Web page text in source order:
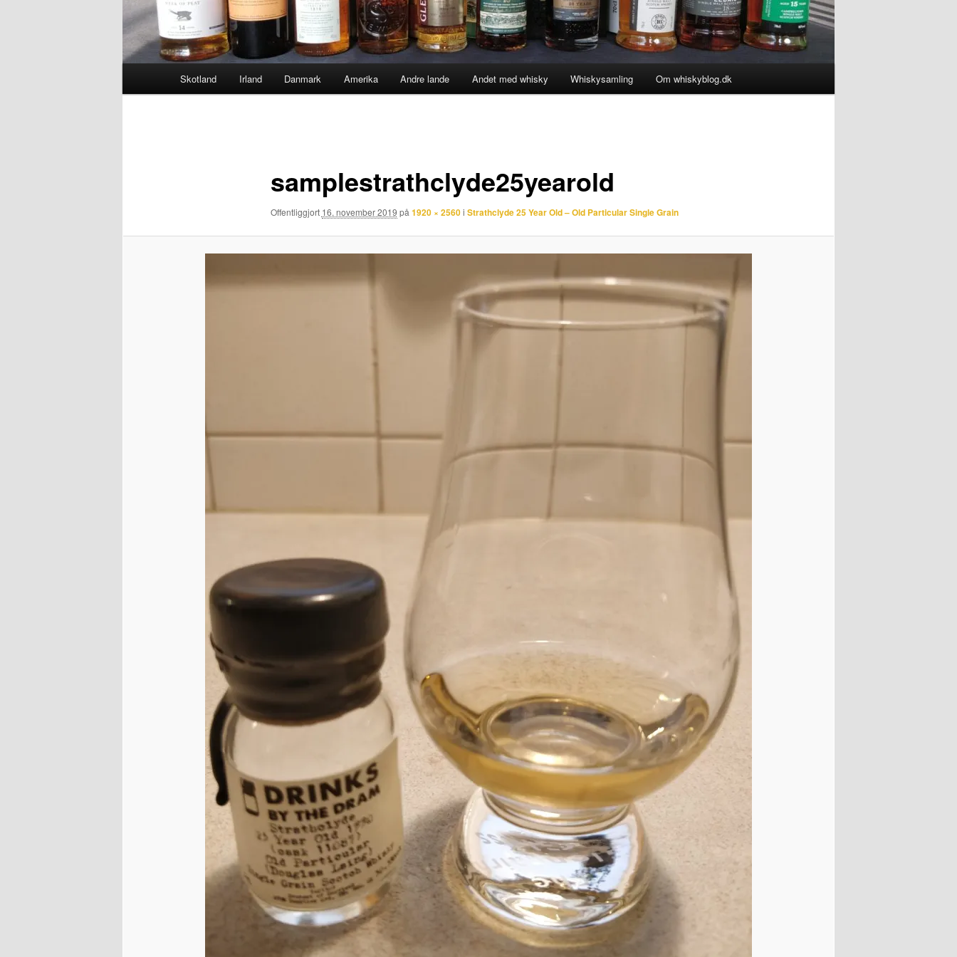
Skotland Irland Danmark Amerika Andre lande Andet med whisky Whiskysamling Om whiskyblog.dk
samplestrathclyde25yearold
Offentliggjort 16. november 2019 på 1920 × 2560i Strathclyde 25 Year Old – Old Particular Single Grain